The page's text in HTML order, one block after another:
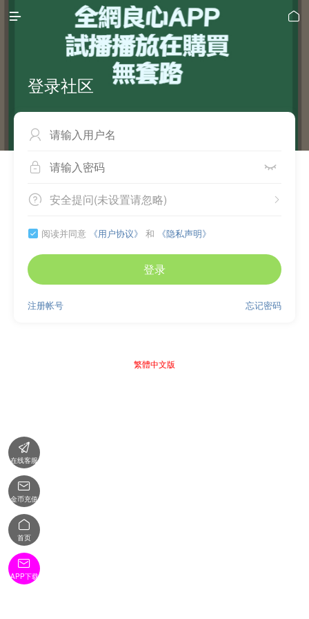
 
登录社区

 
 
安全提问(未设置请忽略)
 阅读并同意 《用户协议》 和 《隐私声明》
登录
忘记密码
注册帐号
繁體中文版

在线客服

金币充值

首页

APP下载